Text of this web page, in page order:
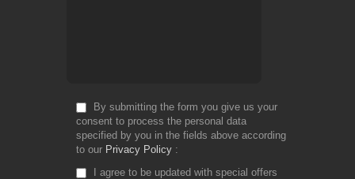
By submitting the form you give us your
consent to process the personal data
specified by you in the fields above according
to our Privacy Policy
I agree to be updated with special offers